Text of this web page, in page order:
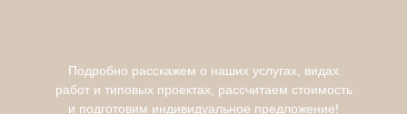
Подробно расскажем о наших услугах, видах
работ и типовых проектах, рассчитаем стоимость
и подготовим индивидуальное предложение!